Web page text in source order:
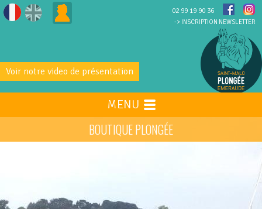
-> INSCRIPTION NEWSLETTER
02 99 19 90 36
Voir notre video de présentation
BOUTIQUE PLONGÉE
MENU